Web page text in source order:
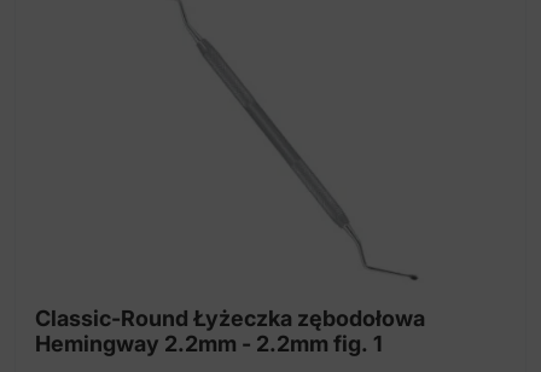
Classic-Round Łyżeczka zębodołowa
Hemingway 2.2mm - 2.2mm fig. 1